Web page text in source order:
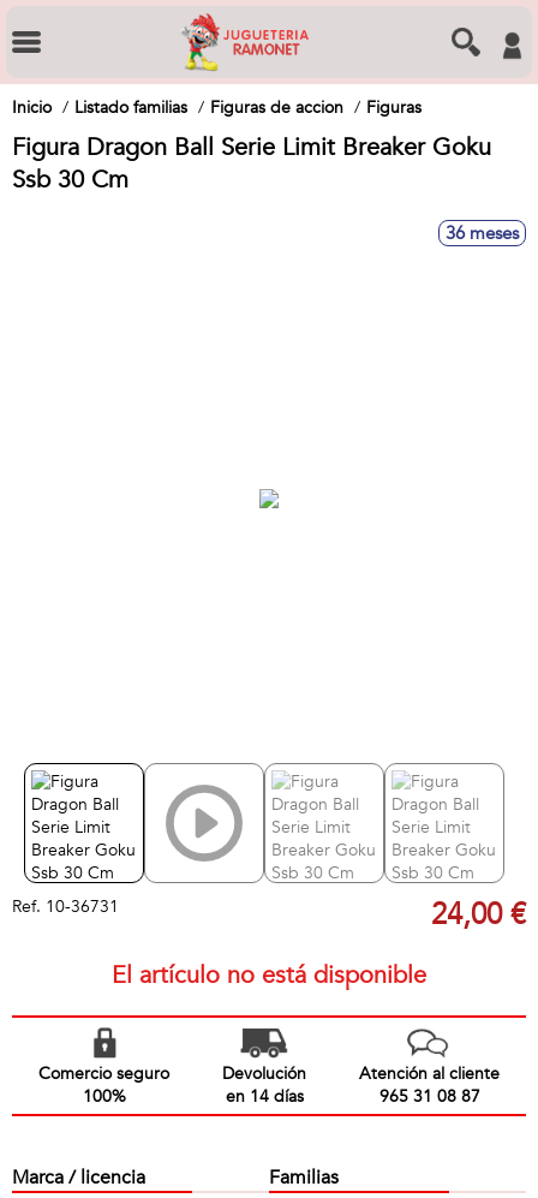
Inicio Listado familias Figuras de accion Figuras
Figura Dragon Ball Serie Limit Breaker Goku
Ssb 30 Cm
36 meses
Ref. 10-36731 24,00 €
El artículo no está disponible
Comercio seguro
100%
Devolución
en 14 días
Atención al cliente
965 31 08 87
Marca / licencia Familias